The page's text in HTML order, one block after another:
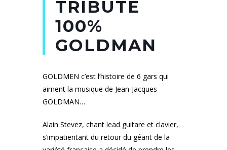
TRIBUTE
100%
GOLDMAN
GOLDMEN c’est l’histoire de 6 gars qui
aiment la musique de Jean-Jacques
GOLDMAN…
Alain Stevez, chant lead guitare et clavier,
s’impatientant du retour du géant de la